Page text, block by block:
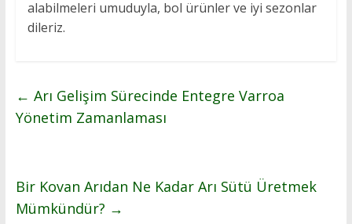
alabilmeleri umuduyla, bol ürünler ve iyi sezonlar
dileriz.
← Arı Gelişim Sürecinde Entegre Varroa
Yönetim Zamanlaması
Bir Kovan Arıdan Ne Kadar Arı Sütü Üretmek
Mümkündür? →